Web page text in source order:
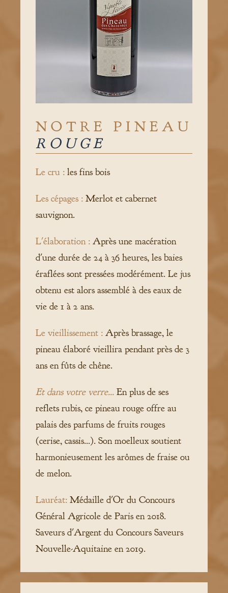
NOTRE PINEAU
ROUGE
Le cru : les fins bois
Les cépages : Merlot et cabernet
sauvignon.
L'élaboration : Après une macération
d'une durée de 24 à 36 heures, les baies
éraflées sont pressées modérément. Le jus
obtenu est alors assemblé à des eaux de
vie de 1 à 2 ans.
Le vieillissement : Après brassage, le
pineau élaboré vieillira pendant près de 3
ans en fûts de chêne.
Et dans votre verre... En plus de ses
reflets rubis, ce pineau rouge offre au
palais des parfums de fruits rouges
(cerise, cassis...). Son moelleux soutient
harmonieusement les arômes de fraise ou
de melon.
Lauréat: Médaille d'Or du Concours
Général Agricole de Paris en 2018.
Saveurs d'Argent du Concours Saveurs
Nouvelle-Aquitaine en 2019.